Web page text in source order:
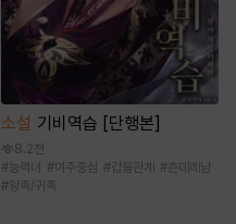
소설 기비역습 [단행본]
8.2천
#능력녀 #여주중심 #갑을관계 #츤데레남
#왕족/귀족